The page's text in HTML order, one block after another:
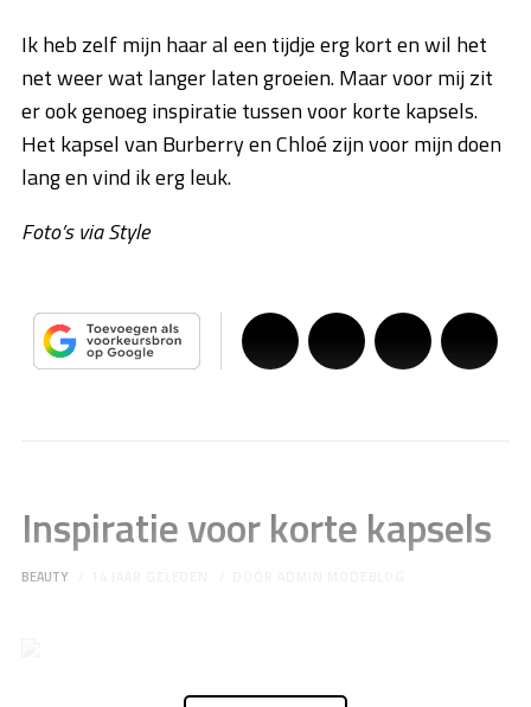
Ik heb zelf mijn haar al een tijdje erg kort en wil het
net weer wat langer laten groeien. Maar voor mij zit
er ook genoeg inspiratie tussen voor korte kapsels.
Het kapsel van Burberry en Chloé zijn voor mijn doen
lang en vind ik erg leuk.
Foto’s via Style
Inspiratie voor korte kapsels
BEAUTY